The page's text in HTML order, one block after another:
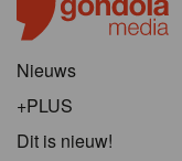
Nieuws
+PLUS
Dit is nieuw!